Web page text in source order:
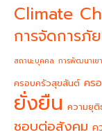
Climate
การจัดการภั
สถานะบุคคล การพัฒนาเย
ครอบครัวสุขสันต์ คร
ยั่งยืน ความยุ
ชอบต่อสังคม ค